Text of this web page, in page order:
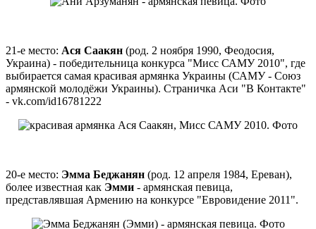
21-е место: Ася Саакян (род. 2 ноября 1990, Феодосия,
Украина) - победительница конкурса "Мисс САМУ 2010", где
выбирается самая красивая армянка Украины (САМУ - Союз
армянской молодёжи Украины). Страничка Аси "В Контакте"
- vk.com/id16781222
20-е место: Эмма Беджанян (род. 12 апреля 1984, Ереван),
более известная как Эмми - армянская певица,
представлявшая Армению на конкурсе "Евровидение 2011".